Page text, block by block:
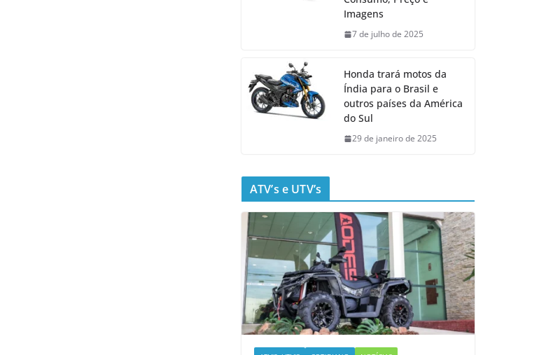
Imagens
7 de julho de 2025
Honda trará motos da
Índia para o Brasil e
outros países da América
do Sul
29 de janeiro de 2025
ATV’s e UTV’s